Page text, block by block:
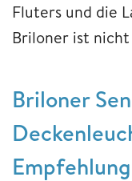
Fluters und die
Briloner ist nicht
Briloner